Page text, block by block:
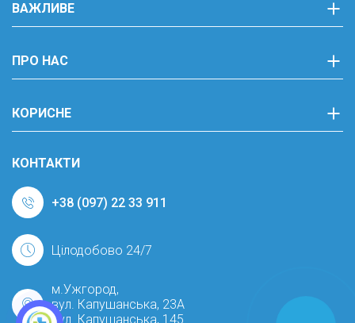
ВАЖЛИВЕ
ПРО НАС
КОРИСНЕ
КОНТАКТИ
+38 (097) 22 33 911
Цілодобово 24/7
м.Ужгород,
вул. Капушанська, 23А
вул. Капушанська, 145